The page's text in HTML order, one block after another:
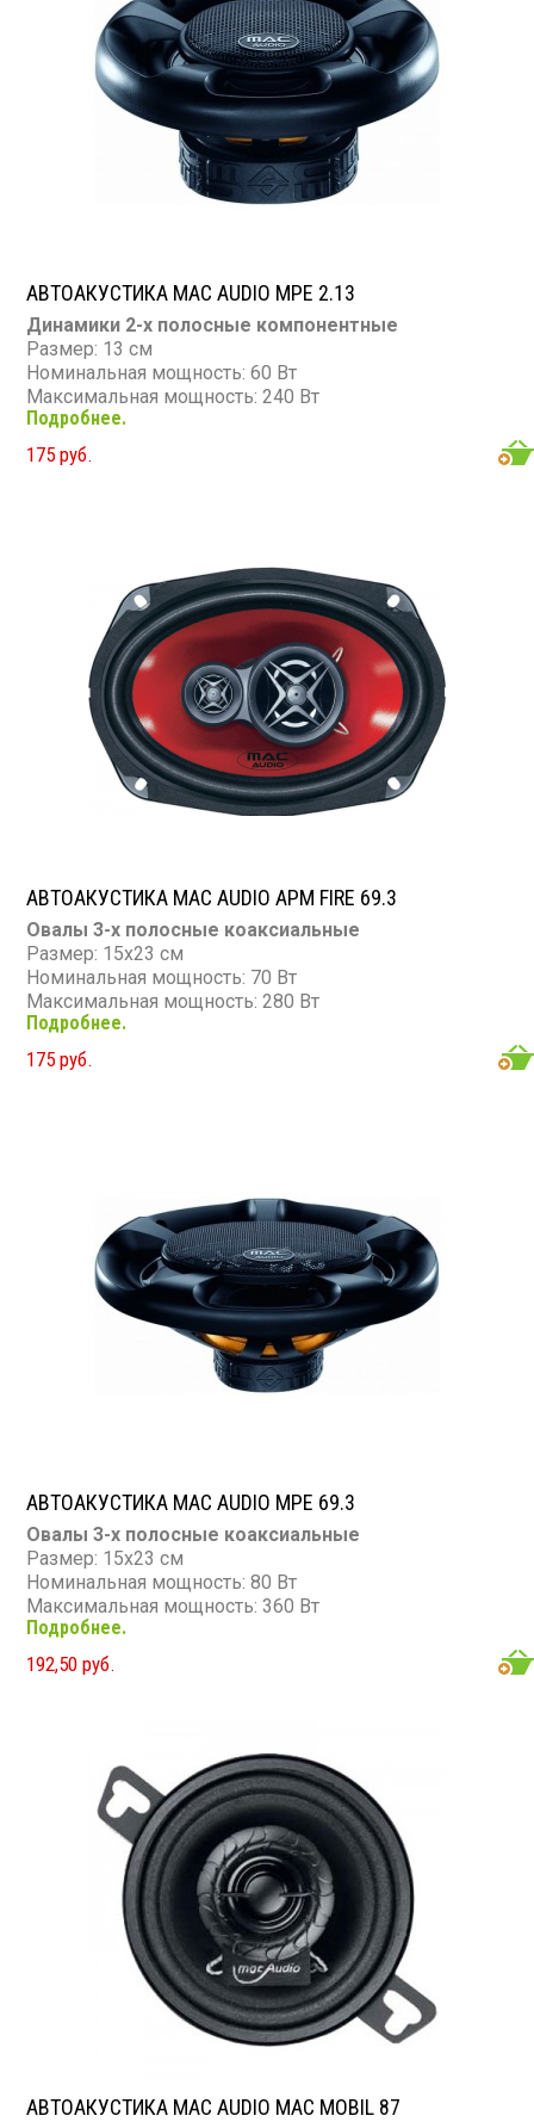
АВТОАКУСТИКА MAC AUDIO MPE 2.13
Динамики 2-х полосные компонентные
Размер: 13 см
Номинальная мощность: 60 Вт
Максимальная мощность: 240 Вт
Диапазон частот: 38 - 26 000 Гц
Чувствительность: 90 дБ
Сопротивление: 4 Ом
Подробнее.
175 руб.
АВТОАКУСТИКА MAC AUDIO APM FIRE 69.3
Овалы 3-х полосные коаксиальные
Размер: 15х23 см
Номинальная мощность: 70 Вт
Максимальная мощность: 280 Вт
Диапазон частот: 40 - 20 000 Гц
Чувствительность: 91 дБ
Сопротивление: 4 Ом
Подробнее.
175 руб.
АВТОАКУСТИКА MAC AUDIO MPE 69.3
Овалы 3-х полосные коаксиальные
Размер: 15х23 см
Номинальная мощность: 80 Вт
Максимальная мощность: 360 Вт
Диапазон частот: 36 - 25 000 Гц
Чувствительность: 91 дБ
Сопротивление: 4 Ом
Подробнее.
192,50 руб.
АВТОАКУСТИКА MAC AUDIO MAC MOBIL 87